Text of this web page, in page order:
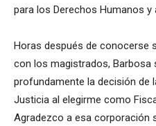
para los Derechos Humanos
Horas después de conocerse
con los magistrados, Barbosa
profundamente la decisión de
Justicia al elegirme como
Agradezco a esa corporación